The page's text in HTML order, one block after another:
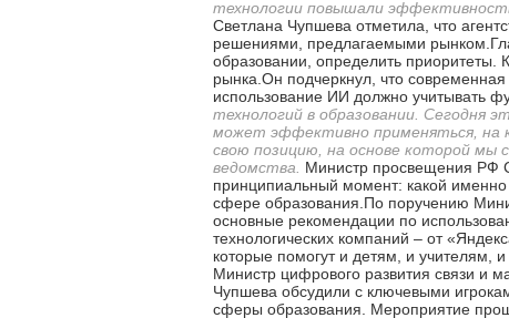
технологии повышали
Светлана Чупшева отметила, что
решениями, предлагаемыми
образовании, определить приоритеты.
рынка.Он подчеркнул, что
использование ИИ должно учитывать
технологий в образовании. Сегодня
может эффективно применяться, на
свою позицию, на основе которой мы
ведомства. Министр просвещения РФ
принципиальный момент: какой именно
сфере образования.По поручению
основные рекомендации по
технологических компаний – от
которые помогут и детям, и
Министр цифрового развития связи и
Чупшева обсудили с ключевыми
сферы образования. Мероприятие